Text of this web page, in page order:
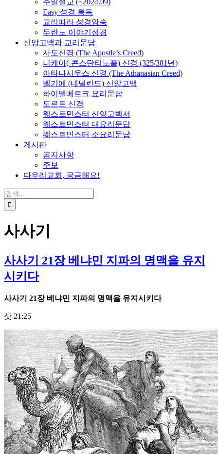
주일설교 (~2024.09)
Easy 성경 통독
교리따라 성경암송
두란노 이야기성경
신앙고백과 교리문답
사도신경 (The Apostle’s Creed)
니케아(-콘스탄티노플) 신경 (325/381년)
아타나시우스 신경 (The Athanasian Creed)
벨기에 (네덜란드) 신앙고백
하이델베르크 요리문답
도르트 신경
웨스트민스터 신앙고백서
웨스트민스터 대요리문답
웨스트민스터 소요리문답
게시판
공지사항
주보
다우리교회, 궁금해요!
검
색
...
사사기
사사기 21장 베냐민 지파의 명맥을 유지
시키다
사사기 21장 베냐민 지파의 명맥을 유지시키다
삿 21:25